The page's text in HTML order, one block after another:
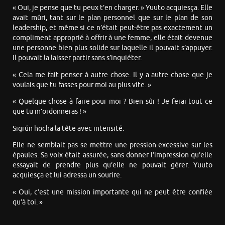
« Oui, je pense que tu peux t’en charger. » Yuuto acquiesça. Elle
avait mûri, tant sur le plan personnel que sur le plan de son
leadership, et même si ce n’était peut-être pas exactement un
compliment approprié à offrir à une femme, elle était devenue
une personne bien plus solide sur laquelle il pouvait s’appuyer.
Il pouvait la laisser partir sans s’inquiéter.
« Cela me fait penser à autre chose. Il y a autre chose que je
voulais que tu fasses pour moi au plus vite. »
« Quelque chose à faire pour moi ? Bien sûr ! Je ferai tout ce
que tu m’ordonneras ! »
Sigrún hocha la tête avec intensité.
Elle ne semblait pas se mettre une pression excessive sur les
épaules. Sa voix était assurée, sans donner l’impression qu’elle
essayait de prendre plus qu’elle ne pouvait gérer. Yuuto
acquiesça et lui adressa un sourire.
« Oui, c’est une mission importante qui ne peut être confiée
qu’à toi. »